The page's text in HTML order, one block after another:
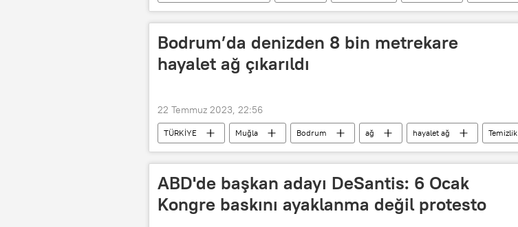
Bodrum’da denizden 8 bin metrekare
hayalet ağ çıkarıldı
22 Temmuz 2023, 22:56
TÜRKİYE Muğla Bodrum ağ hayalet ağ Temizlik
ABD'de başkan adayı DeSantis: 6 Ocak
Kongre baskını ayaklanma değil protesto